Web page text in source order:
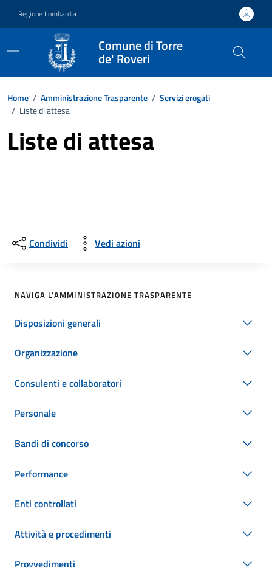
Regione Lombardia
Comune di Torre
de' Roveri
Home / Amministrazione Trasparente / Servizi erogati
/ Liste di attesa
Liste di attesa
Condividi Vedi azioni
NAVIGA L'AMMINISTRAZIONE TRASPARENTE
Disposizioni generali
Organizzazione
Consulenti e collaboratori
Personale
Bandi di concorso
Performance
Enti controllati
Attività e procedimenti
Provvedimenti